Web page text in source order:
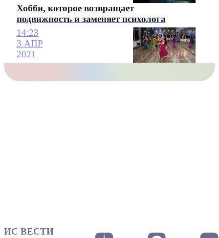
Хобби, которое возвращает
подвижность и заменяет психолога
14:23
3 АПР
2021
ИС ВЕСТИ